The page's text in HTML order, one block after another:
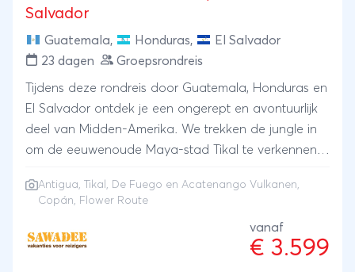
Salvador
Guatemala, Honduras,
El Salvador
23 dagen
Groepsrondreis
Tijdens deze rondreis door Guatemala, Honduras en
El Salvador ontdek je een ongerept en avontuurlijk
deel van Midden-Amerika. We trekken de jungle in
om de eeuwenoude Maya-stad Tikal te verkennen
Guatemala wagen we ons aan de uitdagende
kunt komen te staan met de uitbarstingen van de
actieve Fuego-vulkaan. We duiken in het bruisende
Antigua, Tikal , De Fuego en Acatenango Vulkanen,
Copán, Flower Route
vanaf
€ 3.599